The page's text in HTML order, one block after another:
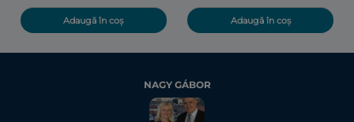
Adaugă în coș Adaugă în coș
NAGY GÁBOR